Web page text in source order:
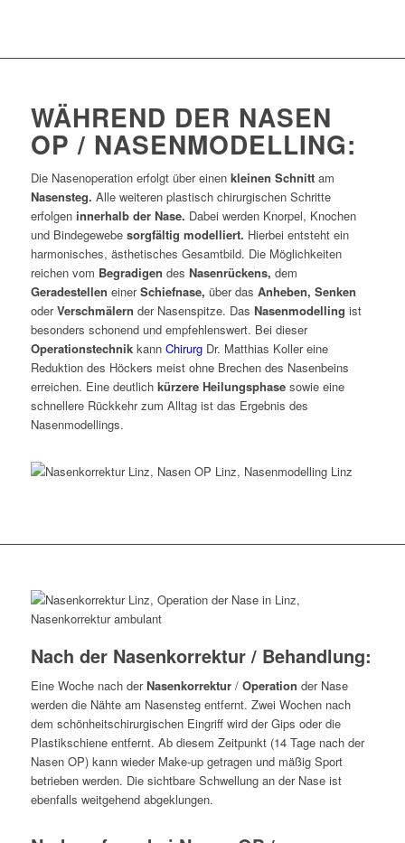
WÄHREND DER NASEN
OP / NASENMODELLING:
Die Nasenoperation erfolgt über einen kleinen Schnittam
Nasensteg. Alle weiteren plastisch chirurgischen Schritte
erfolgen innerhalb der Nase. Dabei werden Knorpel, Knochen
und Bindegewebe sorgfältig modelliert. Hierbei entsteht ein
harmonisches, ästhetisches Gesamtbild. Die Möglichkeiten
reichen vom Begradigen des Nasenrückens, dem
Geradestellen einerSchiefnase, über das Anheben, Senken
oderVerschmälern der Nasenspitze. Das Nasenmodelling ist
besonders schonend und empfehlenswert. Bei dieser
Operationstechnikkann ChirurgDr. Matthias Koller eine
Reduktion des Höckers meist ohne Brechen des Nasenbeins
erreichen. Eine deutlich kürzere Heilungsphasesowie eine
schnellere Rückkehr zum Alltag ist das Ergebnis des
Nasenmodellings.
Nach der Nasenkorrektur / Behandlung:
Eine Woche nach der Nasenkorrektur/ Operation der Nase
werden die Nähte am Nasensteg entfernt. Zwei Wochen nach
dem schönheitschirurgischen Eingriff wird der Gips oder die
Plastikschiene entfernt. Ab diesem Zeitpunkt (14 Tage nach der
Nasen OP) kann wieder Make-up getragen und mäßig Sport
betrieben werden. Die sichtbare Schwellung an der Nase ist
ebenfalls weitgehend abgeklungen.